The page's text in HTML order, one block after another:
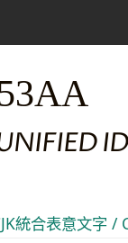
統合表意文字